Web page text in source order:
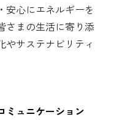
English
安心にエネルギーを
さまの生活に寄り添
やサステナビリティ
ミュニケーション